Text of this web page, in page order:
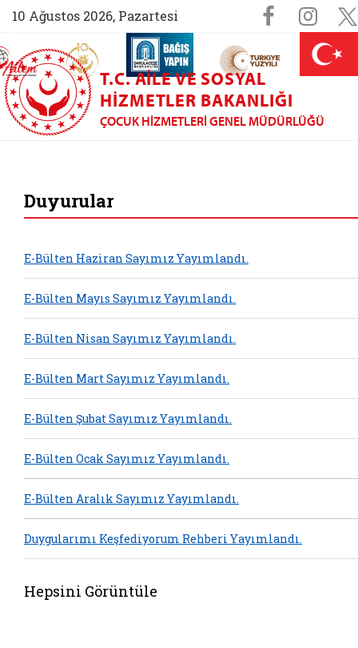
10 Ağustos 2026, Pazartesi Sosyal
(yeni sekmede açılır)
AİLEM İletişim Merkezi (yeni sekmede açılır)
Aile ve Nüfus On Yılı (yeni sekmede açılır)
Darülaceze bağış sayfası (yeni
T.C. AILE VE SOSYAL
HIZMETLER BAKANLIĞI
ÇOCUK HIZMETLERI GENEL MÜDÜRLÜĞÜ
Duyurular
E-Bülten Haziran Sayımız Yayımlandı.
E-Bülten Mayıs Sayımız Yayımlandı.
E-Bülten Nisan Sayımız Yayımlandı.
E-Bülten Mart Sayımız Yayımlandı.
E-Bülten Şubat Sayımız Yayımlandı.
E-Bülten Ocak Sayımız Yayımlandı.
E-Bülten Aralık Sayımız Yayımlandı.
Duygularımı Keşfediyorum Rehberi Yayımlandı.
Hepsini Görüntüle